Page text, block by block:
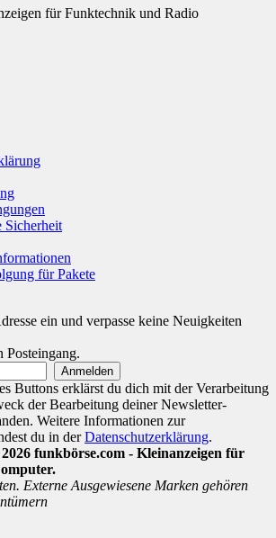
für Funktechnik und Radio
Sicherheit
für Pakete
ein und verpasse keine Neuigkeiten
Posteingang.
Buttons erklärst du dich mit der Verarbeitung
der Bearbeitung deiner Newsletter-
Weitere Informationen zur
du in derDatenschutzerklärung.
funkbörse.com - Kleinanzeigen für
Externe Ausgewiesene Marken gehören